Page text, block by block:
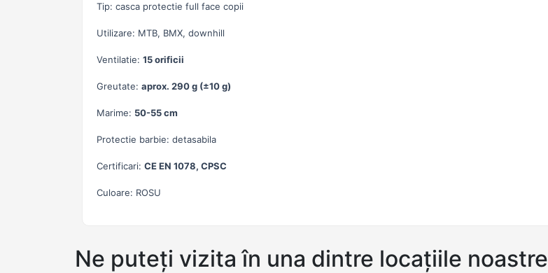
Tip: casca protectie full face copii
Utilizare: MTB, BMX, downhill
Ventilatie: 15 orificii
Greutate: aprox. 290 g (±10 g)
Marime: 50-55 cm
Protectie barbie: detasabila
Certificari: CE EN 1078, CPSC
Culoare: ROSU
Ne puteți vizita în una dintre locațiile noastre